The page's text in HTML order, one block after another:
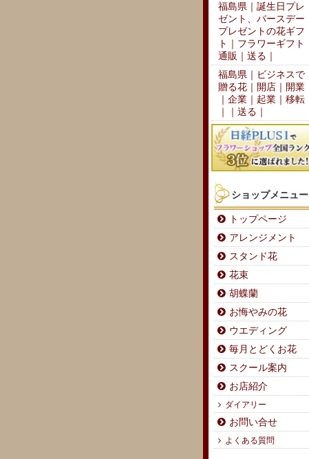
福島県｜誕生日プレ
ゼント、バースデー
プレゼントの花ギフ
ト｜フラワーギフト
通販｜送る｜
福島県｜ビジネスで
贈る花｜開店｜開業
｜企業｜起業｜移転
｜｜送る｜
ショップメニュー
トップページ
アレンジメント
スタンド花
花束
胡蝶蘭
お悔やみの花
ウエディング
毎月とどくお花
スクール案内
お店紹介
ダイアリー
お問い合せ
よくある質問